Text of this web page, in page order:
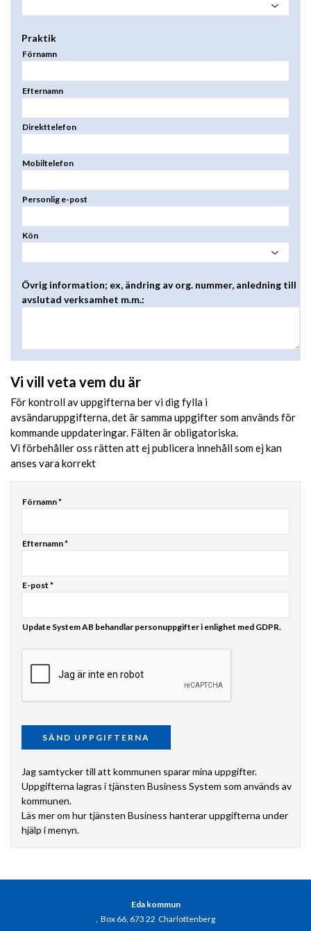
Praktik
Förnamn
Efternamn
Direkttelefon
Mobiltelefon
Personlig e-post
Kön
Övrig information; ex, ändring av org. nummer, anledning till
avslutad verksamhet m.m.:
Vi vill veta vem du är
För kontroll av uppgifterna ber vi dig fylla i
avsändaruppgifterna, det är samma uppgifter som används för
kommande uppdateringar. Fälten är obligatoriska.
Vi förbehåller oss rätten att ej publicera innehåll som ej kan
anses vara korrekt
Förnamn *
Efternamn *
E-post *
Update System AB behandlar personuppgifter i enlighet med GDPR.
Jag samtycker till att kommunen sparar mina uppgifter.
Uppgifterna lagras i tjänsten Business System som används av
kommunen.
Läs mer om hur tjänsten Business hanterar uppgifterna under
hjälp i menyn.
Eda kommun
, Box 66, 673 22 Charlottenberg